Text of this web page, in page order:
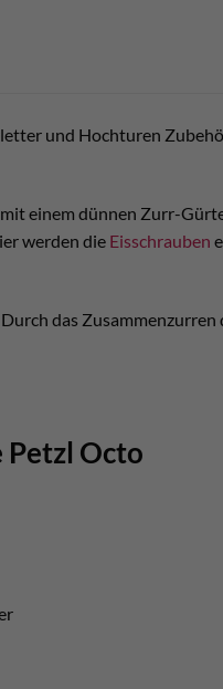
und Hochturen
einem dünnen Zurr-
werden die Eisschrauben
das
Petzl Octo